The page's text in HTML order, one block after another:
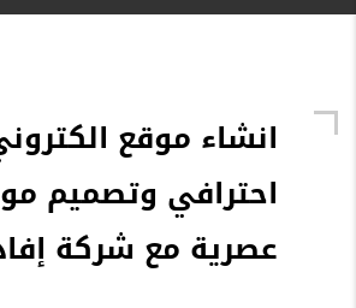
انشاء موقع
احترافي وتصميم
عصرية مع شركة